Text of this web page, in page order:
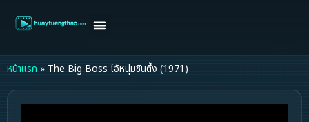
หน้าแรก » The Big Boss ไอ้หนุ่มซินตึ้ง (1971)